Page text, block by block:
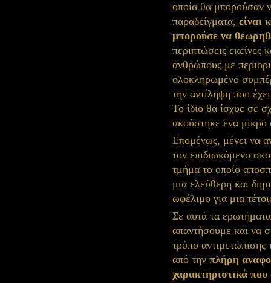
οποία θα μπορούσαν
παραδείγματα, είναι
μπορούσε να
περιπτώσεις εκείνες
ανθρώπους με
ολοκληρωμένο
την αντίληψη που
Το ίδιο θα ίσχυε σε
ακούστηκε ένα
Επομένως, μένει να
τον επιδιωκόμενο
τμήμα το οποίο
μια ελεύθερη και
ωφέλιμο για μια
Σε αυτά τα
απαντήσουμε και να
τρόπο αντιμετώπισης
από την πλήρη
χαρακτηριστικά